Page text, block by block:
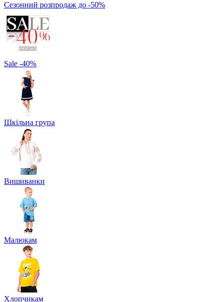
Сезонний розпродаж до -50%
Sale -40%
Шкільна група
Вишиванки
Малюкам
Хлопчикам